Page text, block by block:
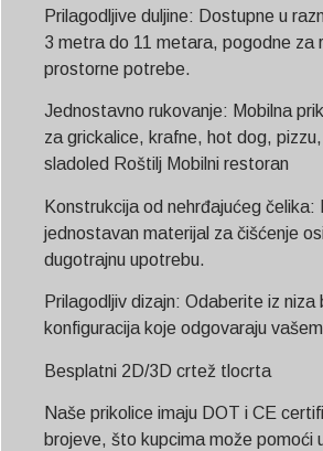
Prilagodljive duljine: Dostupne u
3 metra do 11 metara, pogodne za
prostorne potrebe.
Jednostavno rukovanje: Mobilna
za grickalice, krafne, hot dog, pizzu,
sladoled Roštilj Mobilni restoran
Konstrukcija od nehrđajućeg čelika:
jednostavan materijal za čišćenje
dugotrajnu upotrebu.
Prilagodljiv dizajn: Odaberite iz niza
konfiguracija koje odgovaraju
Besplatni 2D/3D crtež tlocrta
Naše prikolice imaju DOT i CE
brojeve, što kupcima može pomoći